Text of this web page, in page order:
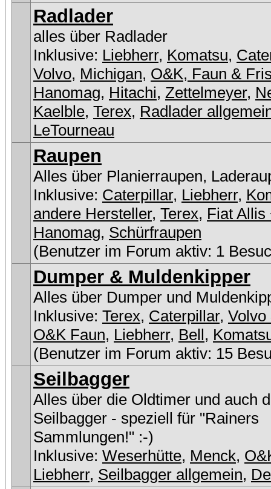
Radlader
alles über Radlader
Inklusive: Liebherr, Komatsu,
Volvo, Michigan, O&K, Faun &
Hanomag, Hitachi, Zettelmeyer,
Kaelble, Terex, Radlader
LeTourneau
Raupen
Alles über Planierraupen,
Inklusive: Caterpillar, Liebherr,
andere Hersteller, Terex, Fiat Allis
Hanomag, Schürfraupen
(Benutzer im Forum aktiv: 1
Dumper & Muldenkipper
Alles über Dumper und
Inklusive: Terex, Caterpillar, Volvo
O&K Faun, Liebherr, Bell,
(Benutzer im Forum aktiv: 15
Seilbagger
Alles über die Oldtimer und auch
Seilbagger - speziell für "Rainers
Sammlungen!" :-)
Inklusive: Weserhütte, Menck,
Liebherr, Seilbagger allgemein,